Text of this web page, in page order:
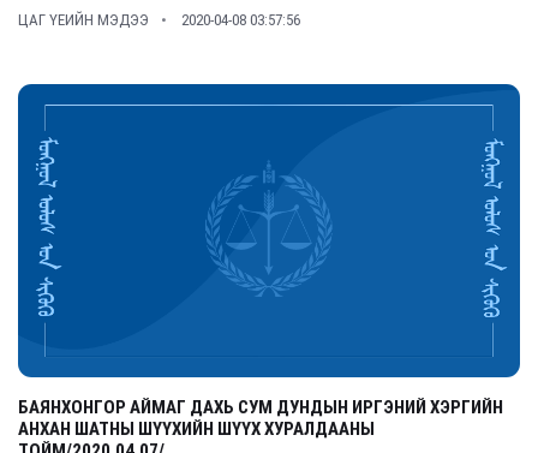
ЦАГ ҮЕИЙН МЭДЭЭ 2020-04-08 03:57:56
БАЯНХОНГОР АЙМАГ ДАХЬ СУМ ДУНДЫН ИРГЭНИЙ ХЭРГИЙН
АНХАН ШАТНЫ ШҮҮХИЙН ШҮҮХ ХУРАЛДААНЫ